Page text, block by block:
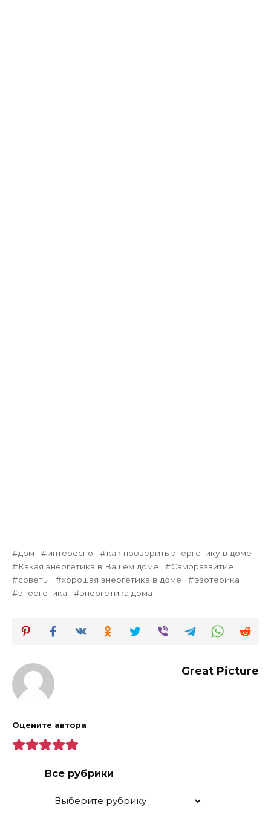
дом интересно
как проверить энергетику в доме
Какая энергетика в Вашем доме
Саморазвитие
советы
хорошая энергетика в доме
эзотерика
энергетика
энергетика дома
Great Picture
Оцените автора
Все рубрики
Все
рубрики